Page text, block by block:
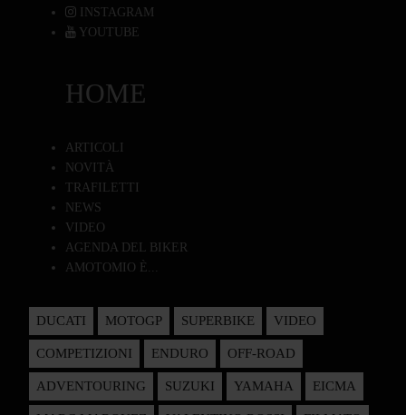
INSTAGRAM
YOUTUBE
HOME
ARTICOLI
NOVITÀ
TRAFILETTI
NEWS
VIDEO
AGENDA DEL BIKER
AMOTOMIO È...
DUCATI MOTOGP SUPERBIKE VIDEO
COMPETIZIONI ENDURO OFF-ROAD
ADVENTOURING SUZUKI YAMAHA EICMA